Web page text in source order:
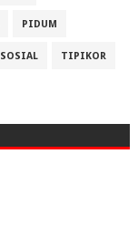
PIDUM
SOSIAL TIPIKOR